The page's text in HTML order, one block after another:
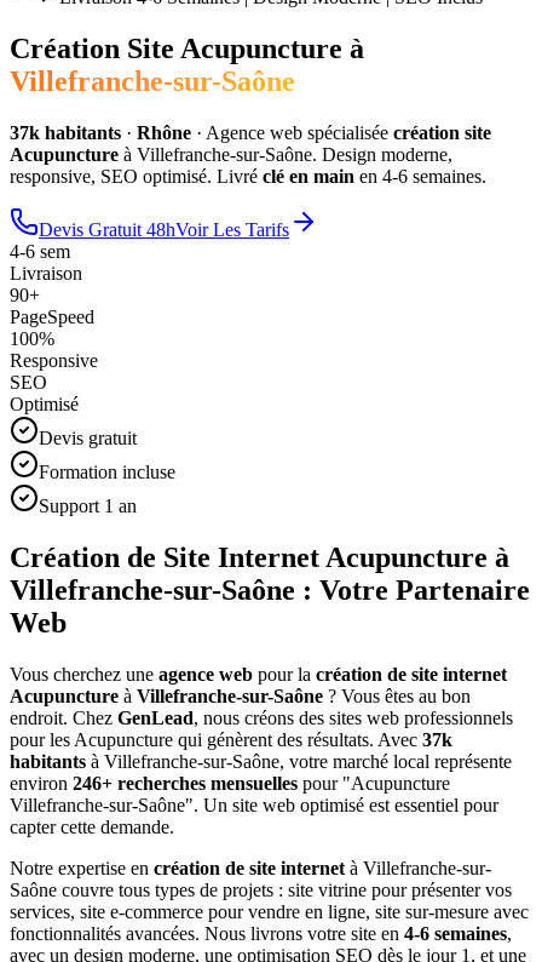
Création Site Acupuncture à
Villefranche-sur-Saône
37k habitants · Rhône · Agence web spécialisée création site
Acupuncture à Villefranche-sur-Saône. Design moderne,
responsive, SEO optimisé. Livré clé en main en 4-6 semaines.
Devis Gratuit 48hVoir Les Tarifs
4-6 sem
Livraison
90+
PageSpeed
100%
Responsive
SEO
Optimisé
Devis gratuit
Formation incluse
Support 1 an
Création de Site Internet Acupuncture à
Villefranche-sur-Saône : Votre Partenaire
Web
Vous cherchez une agence web pour la création de site internet
Acupuncture à Villefranche-sur-Saône ? Vous êtes au bon
endroit. Chez GenLead, nous créons des sites web professionnels
pour les Acupuncture qui génèrent des résultats. Avec 37k
habitants à Villefranche-sur-Saône, votre marché local représente
environ 246+ recherches mensuelles pour "Acupuncture
Villefranche-sur-Saône". Un site web optimisé est essentiel pour
capter cette demande.
Notre expertise en création de site internet à Villefranche-sur-
Saône couvre tous types de projets : site vitrine pour présenter vos
services, site e-commerce pour vendre en ligne, site sur-mesure avec
fonctionnalités avancées. Nous livrons votre site en 4-6 semaines,
avec un design moderne, une optimisation SEO dès le jour 1, et une